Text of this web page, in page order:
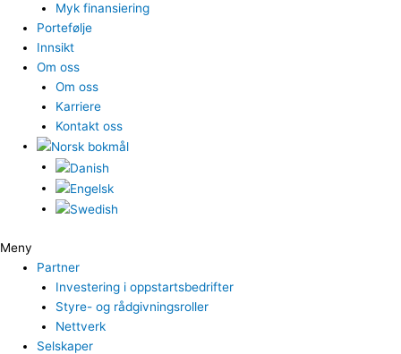
Myk finansiering
Portefølje
Innsikt
Om oss
Om oss
Karriere
Kontakt oss
Meny
Partner
Investering i oppstartsbedrifter
Styre- og rådgivningsroller
Nettverk
Selskaper